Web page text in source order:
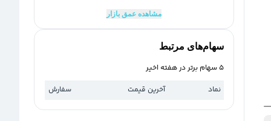
مشاهده عمق بازار
سهام‌های مرتبط
5 سهام برتر در هفته اخیر
نماد
آخرین قیمت سفارش